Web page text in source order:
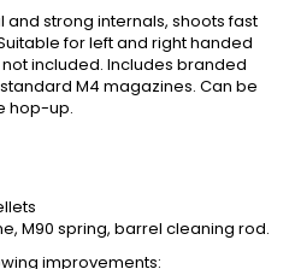
strong internals, shoots fast
for left and right handed
included. Includes branded
M4 magazines. Can be
hop-up.
M90 spring, barrel cleaning rod.
improvements: